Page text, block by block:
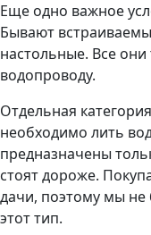
Еще одно важное
Бывают
настольные. Все
водопроводу.
Отдельная
необходимо лить
предназначены
стоят дороже.
дачи, поэтому мы не
этот тип.